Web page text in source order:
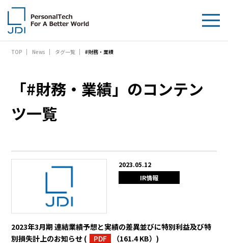
企業情報
製品・技術
サステナビリティ
採用情報
お問い合わせ
TOP News タグ一覧 #財務・業績
「#財務・業績」のコンテン
ツ一覧
2023.05.12
IR情報
2023年3月期 連結業績予想と実績の差異並びに特別利益及び特
別損失計上のお知らせ ( PDF （161.4 KB）)